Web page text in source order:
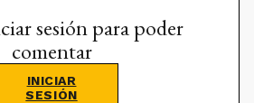
sesión para poder
comentar
INICIAR
SESIÓN